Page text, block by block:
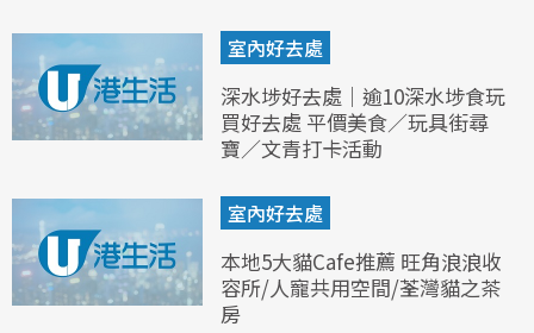
室內好去處
深水埗好去處｜逾10深水埗食玩
買好去處 平價美食／玩具街尋
寶／文青打卡活動
室內好去處
本地5大貓Cafe推薦 旺角浪浪收
容所/人寵共用空間/荃灣貓之茶
房